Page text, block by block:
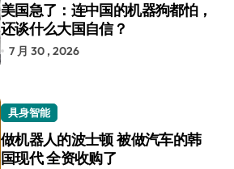
美国急了：连中国的机器狗都怕，
还谈什么大国自信？
7 月 30 , 2026
具身智能
做机器人的波士顿 被做汽车的韩
国现代 全资收购了